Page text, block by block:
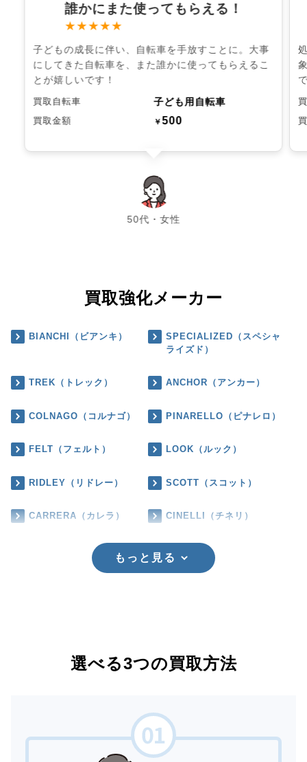
誰かにまた使ってもらえる！
★★★★★
子どもの成長に伴い、自転車を手放すことに。大事
にしてきた自転車を、また誰かに使ってもらえるこ
とが嬉しいです！
買取自転車 子ども用自転車
買取金額 ￥500
50代・女性
chevron_left chevron_right
買取強化メーカー
BIANCHI（ビアンキ）
SPECIALIZED（スペシャ
ライズド）
TREK（トレック） ANCHOR（アンカー）
COLNAGO（コルナゴ） PINARELLO（ピナレロ）
FELT（フェルト） LOOK（ルック）
RIDLEY（リドレー） SCOTT（スコット）
CARRERA（カレラ） CINELLI（チネリ）
もっと見る
選べる3つの買取方法